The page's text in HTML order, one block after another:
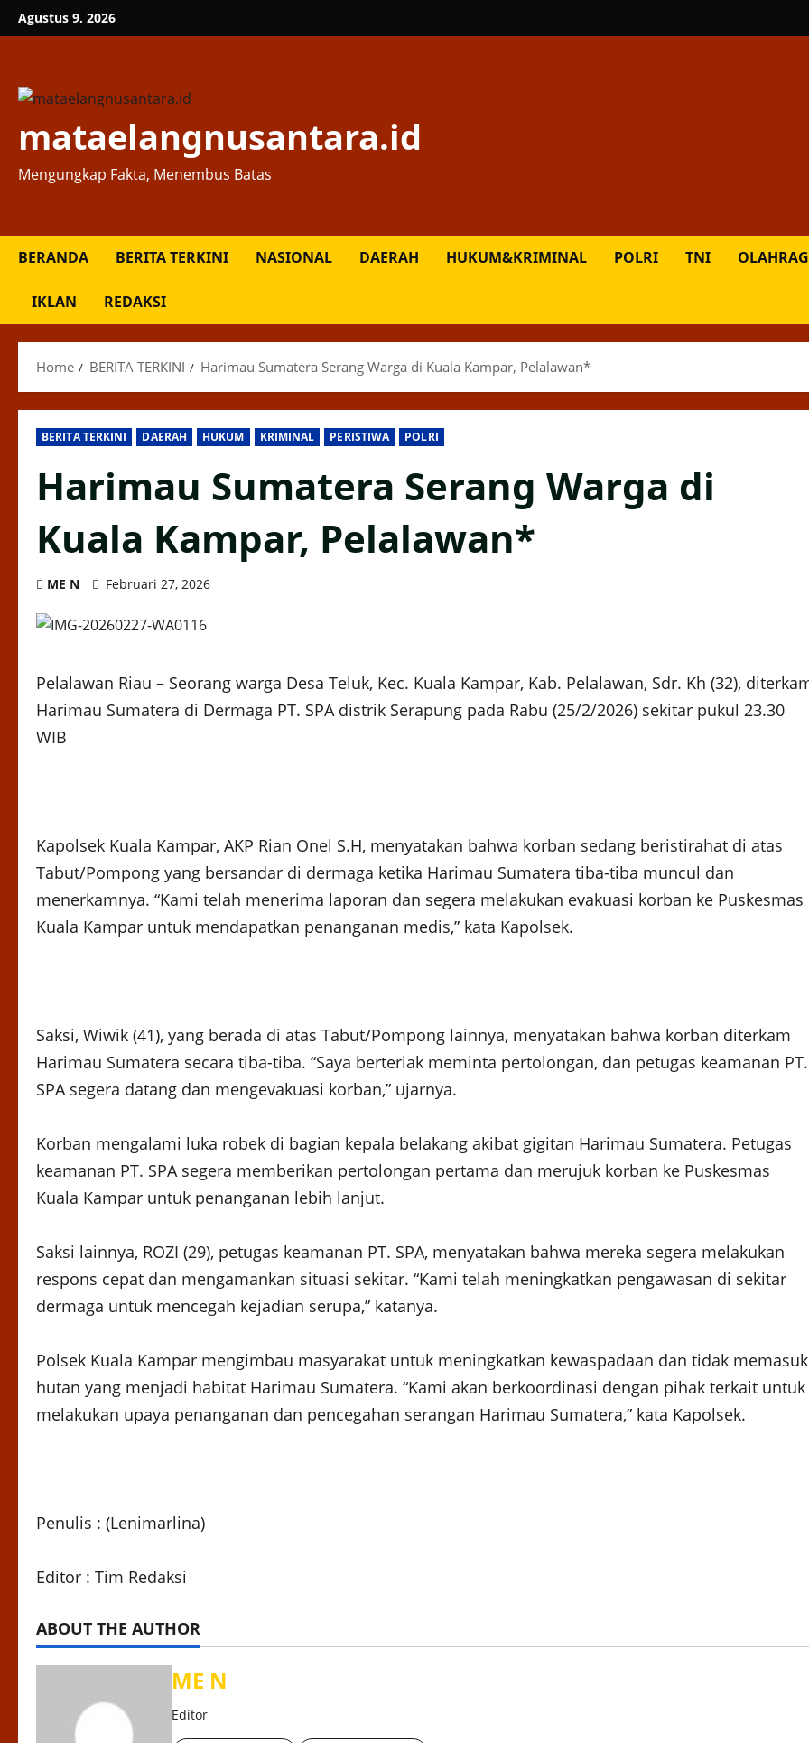
Skip
to
Agustus 9, 2026
mataelangnusantara.id
Mengungkap Fakta, Menembus Batas
BERANDA BERITA TERKINI NASIONAL DAERAH HUKUM&KRIMINAL POLRI TNI
IKLAN REDAKSI
Home BERITA TERKINI Harimau Sumatera Serang Warga di Kuala Kampar, Pelalawan*
BERITA TERKINI DAERAH HUKUM KRIMINAL PERISTIWA POLRI
Harimau Sumatera Serang Warga di
Kuala Kampar, Pelalawan*
ME N Februari 27, 2026
Pelalawan Riau – Seorang warga Desa Teluk, Kec. Kuala Kampar, Kab. Pelalawan, Sdr. Kh (32),
Harimau Sumatera di Dermaga PT. SPA distrik Serapung pada Rabu (25/2/2026) sekitar pukul 23.30
WIB
Kapolsek Kuala Kampar, AKP Rian Onel S.H, menyatakan bahwa korban sedang beristirahat di atas
Tabut/Pompong yang bersandar di dermaga ketika Harimau Sumatera tiba-tiba muncul dan
menerkamnya. “Kami telah menerima laporan dan segera melakukan evakuasi korban ke Puskesmas
Kuala Kampar untuk mendapatkan penanganan medis,” kata Kapolsek.
Saksi, Wiwik (41), yang berada di atas Tabut/Pompong lainnya, menyatakan bahwa korban diterkam
Harimau Sumatera secara tiba-tiba. “Saya berteriak meminta pertolongan, dan petugas keamanan PT.
SPA segera datang dan mengevakuasi korban,” ujarnya.
Korban mengalami luka robek di bagian kepala belakang akibat gigitan Harimau Sumatera. Petugas
keamanan PT. SPA segera memberikan pertolongan pertama dan merujuk korban ke Puskesmas
Kuala Kampar untuk penanganan lebih lanjut.
Saksi lainnya, ROZI (29), petugas keamanan PT. SPA, menyatakan bahwa mereka segera melakukan
respons cepat dan mengamankan situasi sekitar. “Kami telah meningkatkan pengawasan di sekitar
dermaga untuk mencegah kejadian serupa,” katanya.
Polsek Kuala Kampar mengimbau masyarakat untuk meningkatkan kewaspadaan dan tidak
hutan yang menjadi habitat Harimau Sumatera. “Kami akan berkoordinasi dengan pihak terkait untuk
melakukan upaya penanganan dan pencegahan serangan Harimau Sumatera,” kata Kapolsek.
Penulis : (Lenimarlina)
Editor : Tim Redaksi
ABOUT THE AUTHOR
ME N
Editor